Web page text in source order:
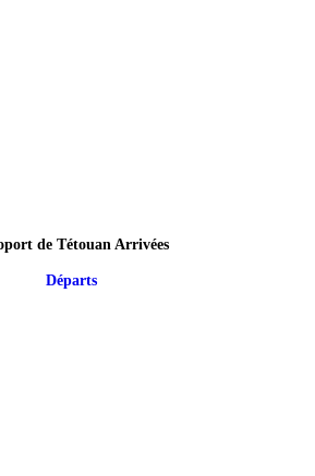
de Tétouan Arrivées
Départs